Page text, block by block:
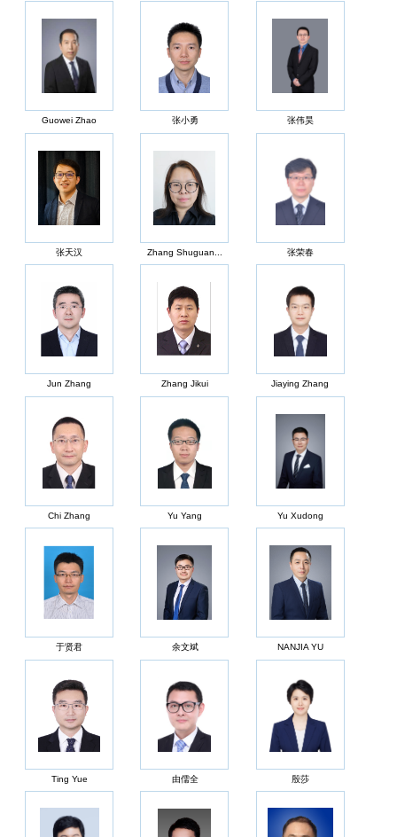
Guowei Zhao 张小勇 张伟昊
张天汉 Zhang Shuguan... 张荣春
Jun Zhang Zhang Jikui Jiaying Zhang
Chi Zhang Yu Yang Yu Xudong
于贤君 余文斌 NANJIA YU
Ting Yue 由儒全 殷莎